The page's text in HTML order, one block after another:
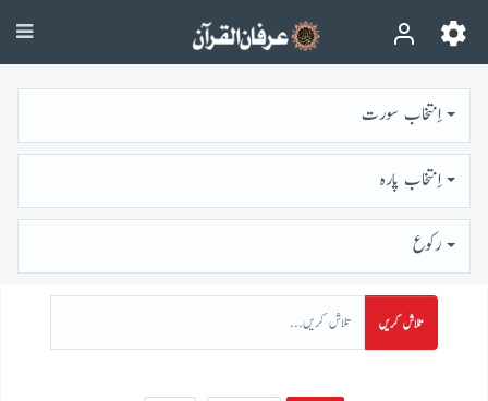
اِنتخاب سورت
اِنتخاب پارہ
رُكوع
تلاش کریں